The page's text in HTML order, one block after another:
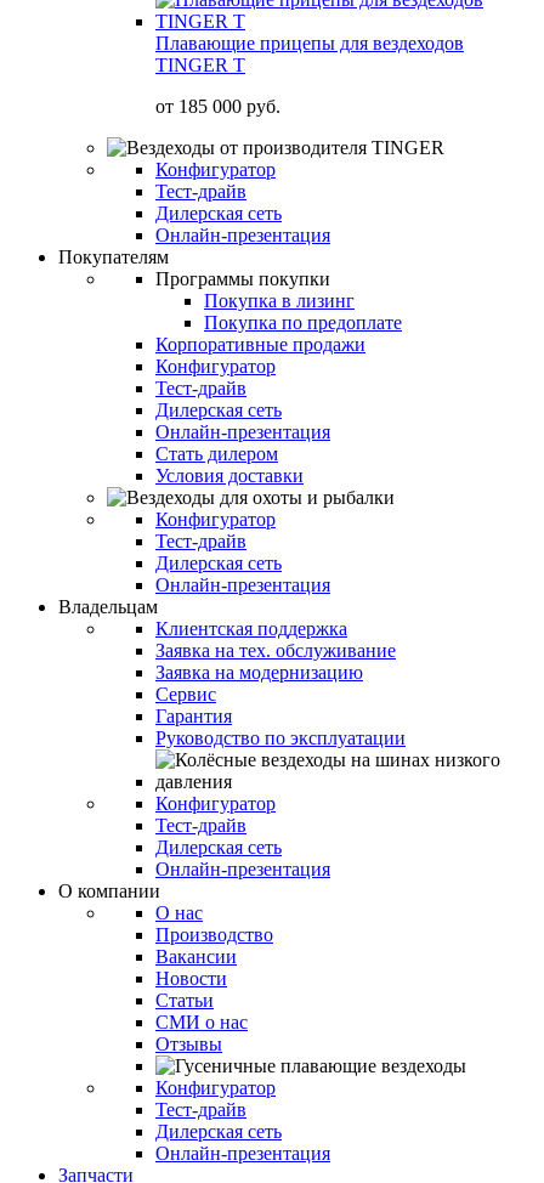
Плавающие прицепы для вездеходов
TINGER T
от 185 000 руб.
Конфигуратор
Тест-драйв
Дилерская сеть
Онлайн-презентация
Покупателям
Программы покупки
Покупка в лизинг
Покупка по предоплате
Корпоративные продажи
Конфигуратор
Тест-драйв
Дилерская сеть
Онлайн-презентация
Стать дилером
Условия доставки
Конфигуратор
Тест-драйв
Дилерская сеть
Онлайн-презентация
Владельцам
Клиентская поддержка
Заявка на тех. обслуживание
Заявка на модернизацию
Сервис
Гарантия
Руководство по эксплуатации
Конфигуратор
Тест-драйв
Дилерская сеть
Онлайн-презентация
О компании
О нас
Производство
Вакансии
Новости
Статьи
СМИ о нас
Отзывы
Конфигуратор
Тест-драйв
Дилерская сеть
Онлайн-презентация
Запчасти